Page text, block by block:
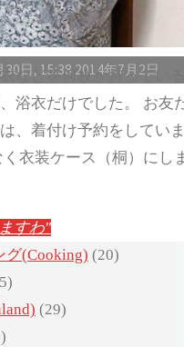
30日, 15:38 2014年7月2日
などを何枚か持ってい
浴衣だけでした。 お友
、着付け予約をしてい
衣装ケース（桐）にし
すわ"
ョン(Application)
(10)
ん (8)
グ(Cooking) (20)
(29)